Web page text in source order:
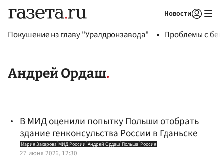
Новости
Покушение на главу "Уралдронзавода" Проблемы с
Андрей Ордаш
В МИД оценили попытку Польши отобрать
здание генконсульства России в Гданьске
Мария Захарова МИД России Андрей Ордаш Польша Россия
27 июня 2026, 12:30